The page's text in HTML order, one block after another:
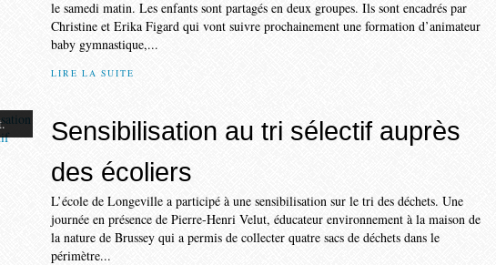
le samedi matin. Les enfants sont partagés en deux groupes. Ils sont encadrés par
Christine et Erika Figard qui vont suivre prochainement une formation d’animateur
baby gymnastique,...
LIRE LA SUITE
Sensibilisation au tri sélectif auprès
des écoliers
L’école de Longeville a participé à une sensibilisation sur le tri des déchets. Une
journée en présence de Pierre-Henri Velut, éducateur environnement à la maison de
la nature de Brussey qui a permis de collecter quatre sacs de déchets dans le
périmètre...